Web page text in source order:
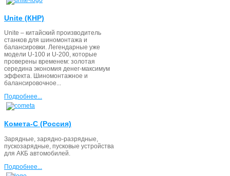
Unite (КНР)
Unite – китайский производитель
станков для шиномонтажа и
балансировки. Легендарные уже
модели U-100 и U-200, которые
проверены временем: золотая
середина экономия денег-максимум
эффекта. Шиномонтажное и
балансировочное...
Подробнее...
Комета-С (Россия)
Зарядные, зарядно-разрядные,
пускозарядные, пусковые устройства
для АКБ автомобилей.
Подробнее...